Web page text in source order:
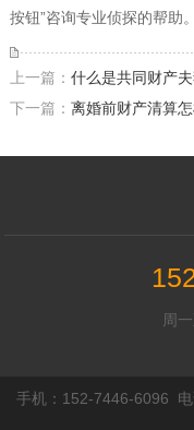
按钮”咨询专业侦探的帮助。
上一篇： 什么是共同财产
下一篇： 离婚前财产清算
周
手机：152-7446-6096